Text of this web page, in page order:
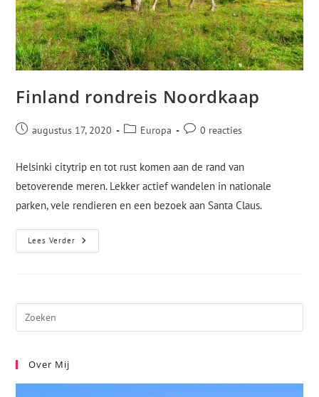
Finland rondreis Noordkaap
augustus 17, 2020 Europa 0 reacties
Helsinki citytrip en tot rust komen aan de rand van
betoverende meren. Lekker actief wandelen in nationale
parken, vele rendieren en een bezoek aan Santa Claus.
Lees Verder
Over Mij